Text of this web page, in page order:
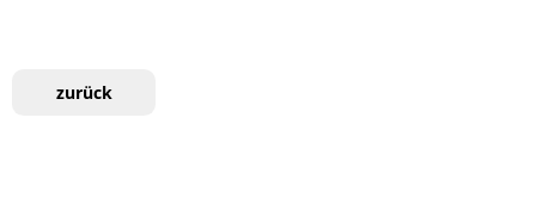
zurück